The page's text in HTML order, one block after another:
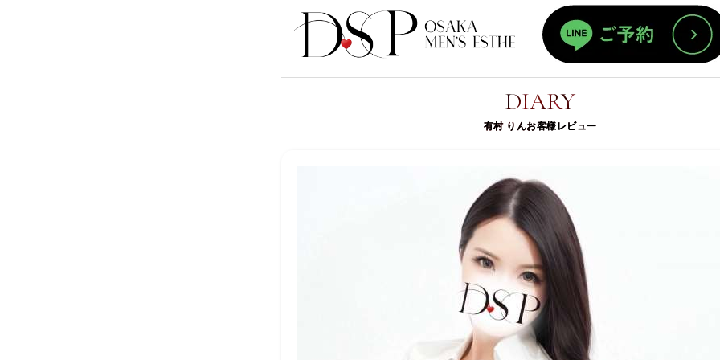
ホーム 有村
DIARY
有村 りんお客様レビュー